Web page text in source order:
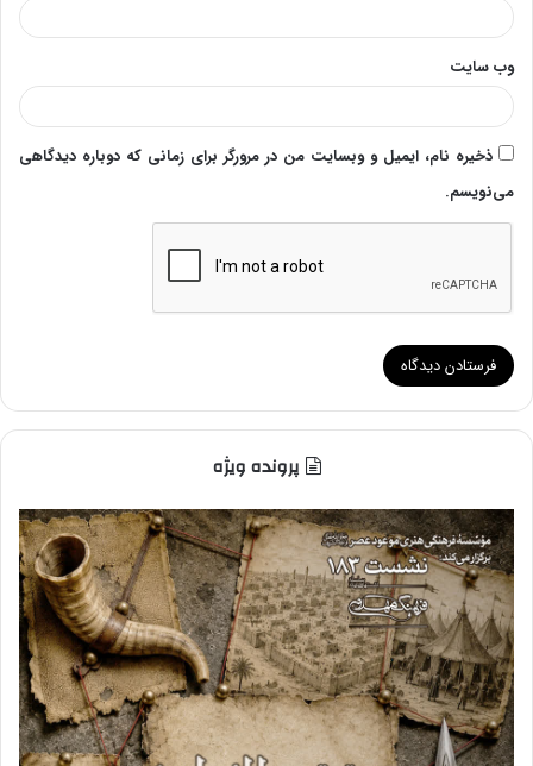
وب‌ سایت
ذخیره نام، ایمیل و وبسایت من در مرورگر برای زمانی که دوباره دیدگاهی
می‌نویسم.
پرونده ویژه